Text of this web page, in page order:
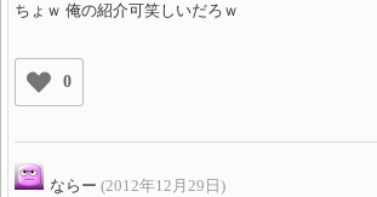
ちょｗ 俺の紹介可笑しいだろｗ
0
ならー (2012年12月29日)